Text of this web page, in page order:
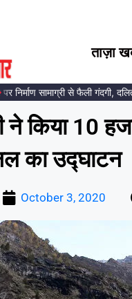
ताज़ा
सामाग्री से फैली गंदगी, दलित
ने किया 10
का उद्घाटन
October 3, 2020